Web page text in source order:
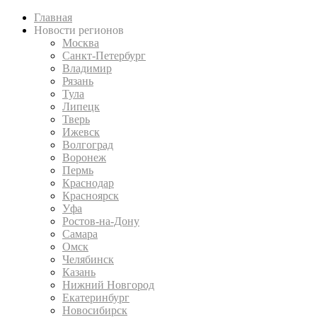
Главная
Новости регионов
Москва
Санкт-Петербург
Владимир
Рязань
Тула
Липецк
Тверь
Ижевск
Волгоград
Воронеж
Пермь
Краснодар
Красноярск
Уфа
Ростов-на-Дону
Самара
Омск
Челябинск
Казань
Нижний Новгород
Екатеринбург
Новосибирск